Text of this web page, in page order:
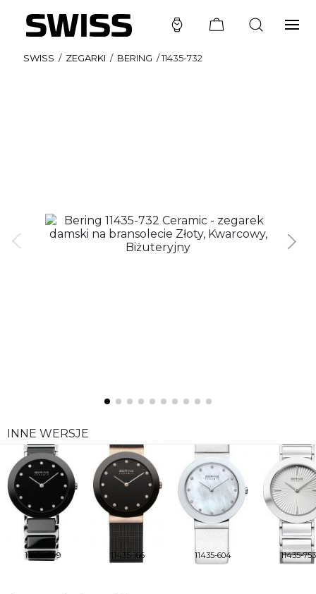
SWISS / ZEGARKI / BERING /11435-732
INNE WERSJE
11435-749 11435-166 11435-604 11435-753